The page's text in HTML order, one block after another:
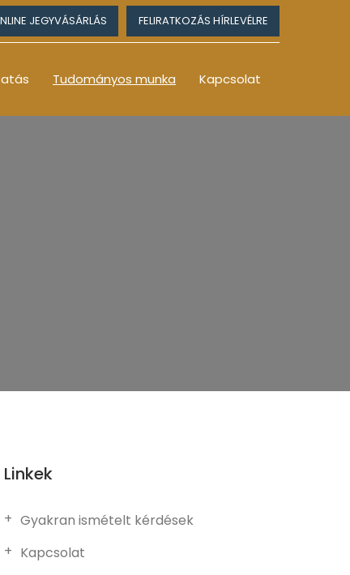
JEGYVÁSÁRLÁS FELIRATKOZÁS HÍRLEVÉLRE
Tudományos munka Kapcsolat
Linkek
Gyakran ismételt kérdések
Kapcsolat